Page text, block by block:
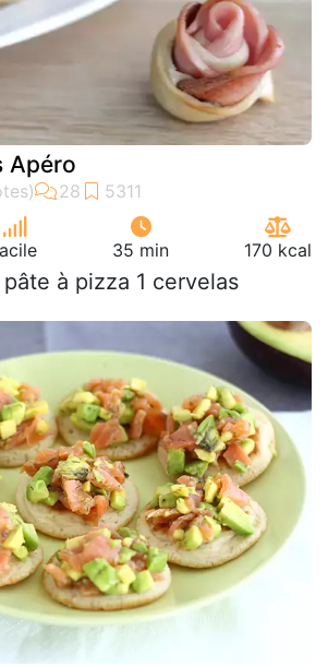
Apéro
35 min 170 kcal
pâte à pizza 1 cervelas